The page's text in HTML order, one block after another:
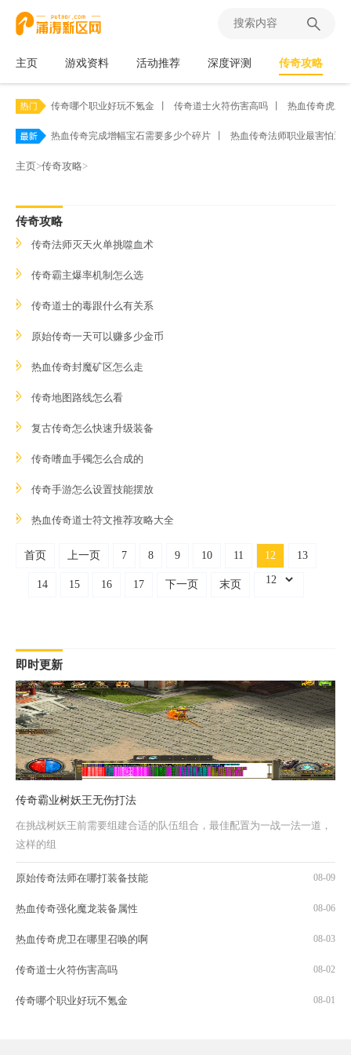
主页 游戏资料 活动推荐 深度评测 传奇攻略
传奇哪个职业好玩不氪金 传奇道士火符伤害高吗 热血传奇虎卫
热血传奇完成增幅宝石需要多少个碎片 热血传奇法师职业最害怕遭
主页>传奇攻略>
传奇攻略
传奇法师灭天火单挑噬血术
传奇霸主爆率机制怎么选
传奇道士的毒跟什么有关系
原始传奇一天可以赚多少金币
热血传奇封魔矿区怎么走
传奇地图路线怎么看
复古传奇怎么快速升级装备
传奇嗜血手镯怎么合成的
传奇手游怎么设置技能摆放
热血传奇道士符文推荐攻略大全
首页 上一页 7 8 9 10 11 12 13
14 15 16 17 下一页 末页
即时更新
传奇霸业树妖王无伤打法
在挑战树妖王前需要组建合适的队伍组合，最佳配置为一战一法一道，
这样的组
原始传奇法师在哪打装备技能 08-09
热血传奇强化魔龙装备属性 08-06
热血传奇虎卫在哪里召唤的啊 08-03
传奇道士火符伤害高吗 08-02
传奇哪个职业好玩不氪金 08-01